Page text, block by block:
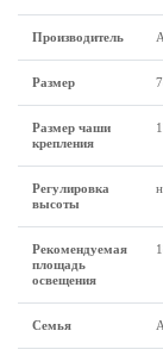
Производитель
Размеp
Размер чаши
крепления
Регулировка
высоты
Рекомендуемая
площадь
освещения
Семья